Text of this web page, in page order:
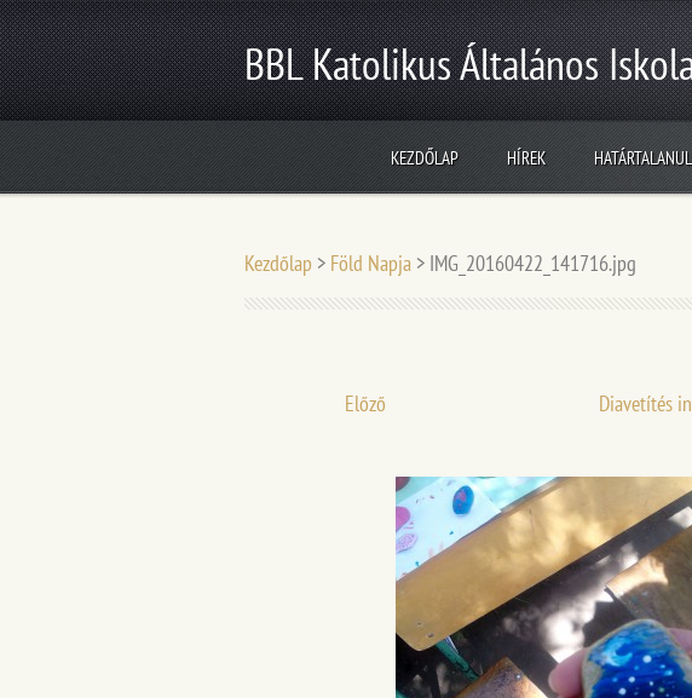
BBL Katolikus Általános
KEZDŐLAP HÍREK
Kezdőlap > Föld Napja > IMG_20160422_141716.jpg
Előző Diavetítés